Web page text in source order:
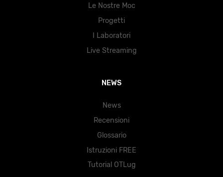
Le Nostre Moc
Progetti
I Laboratori
Live Streaming
NEWS
News
Recensioni
Glossario
Istruzioni FREE
Tutorial OTLug